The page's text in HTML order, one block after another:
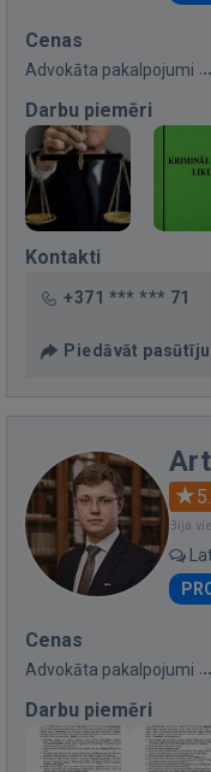
Cenas
Advokāta pakalpojumi
Darbu piemēri
Kontakti
+371 *** *** 71
Piedāvāt
Bija
Cenas
Advokāta pakalpojumi
Darbu piemēri